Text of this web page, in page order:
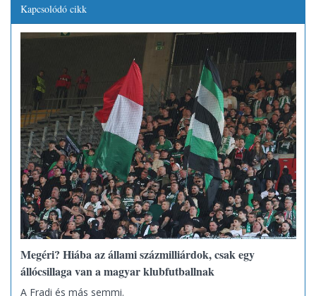
Kapcsolódó cikk
Megéri? Hiába az állami százmilliárdok, csak egy
állócsillaga van a magyar klubfutballnak
A Fradi és más semmi.